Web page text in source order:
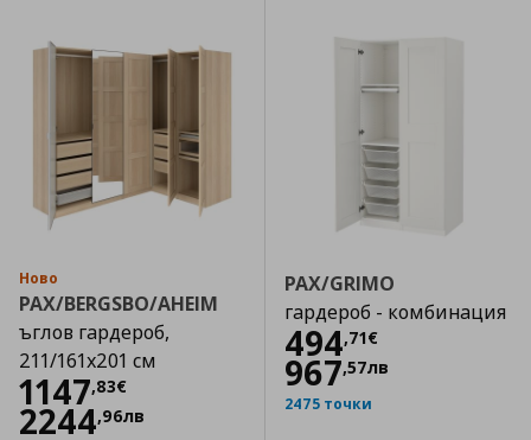
Ново
PAX/BERGSBO/AHEIM
ъглов гардероб,
211/161x201 см
1147,83€
Цена1147,83 €
2244,96лв
PAX/GRIMO
гардероб - комбинация
494,71€
Цена
967,57лв
2475 точки